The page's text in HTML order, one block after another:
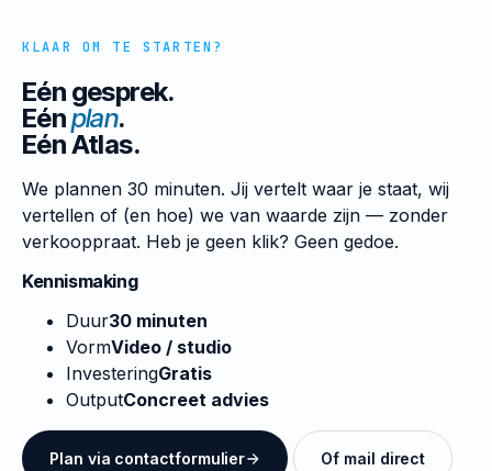
KLAAR OM TE STARTEN?
Eén gesprek.
Eénplan.
Eén Atlas.
We plannen 30 minuten. Jij vertelt waar je staat, wij
vertellen of (en hoe) we van waarde zijn — zonder
verkooppraat. Heb je geen klik? Geen gedoe.
Kennismaking
Duur30 minuten
VormVideo / studio
InvesteringGratis
OutputConcreet advies
Plan via contactformulier Of mail direct